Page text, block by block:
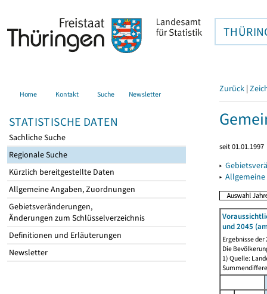
Home Kontakt Suche Newsletter
STATISTISCHE DATEN
Sachliche Suche
Regionale Suche
Kürzlich bereitgestellte Daten
Allgemeine Angaben, Zuordnungen
Gebietsveränderungen,
Änderungen zum Schlüsselverzeichnis
Definitionen und Erläuterungen
Newsletter
Zurück |
seit 01.01.1997
▸
▸
und 2045
Ergebnisse
Die
1) Quelle: